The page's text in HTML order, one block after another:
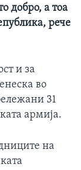
добро, а тоа
рече
и за
во
31
армија.
на